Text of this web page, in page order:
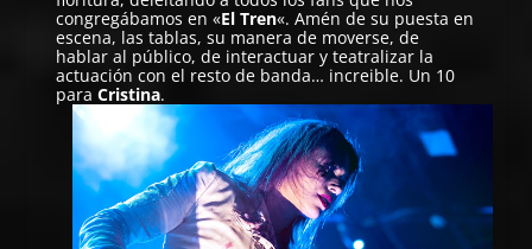
congregábamos en «El Tren«. Amén de su puesta en
escena, las tablas, su manera de moverse, de
hablar al público, de interactuar y teatralizar la
actuación con el resto de banda… increible. Un 10
paraCristina.